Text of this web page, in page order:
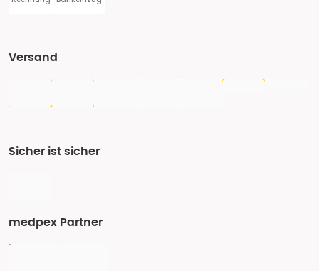
Versand
Sicher ist sicher
medpex Partner